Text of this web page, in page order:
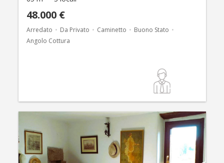
48.000 €
Arredato Da Privato Caminetto
Buono Stato
Angolo Cottura